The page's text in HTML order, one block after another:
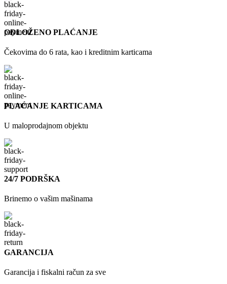
ODLOŽENO PLAĆANJE
Čekovima do 6 rata, kao i kreditnim karticama
PLAĆANJE KARTICAMA
U maloprodajnom objektu
24/7 PODRŠKA
Brinemo o vašim mašinama
GARANCIJA
Garancija i fiskalni račun za sve